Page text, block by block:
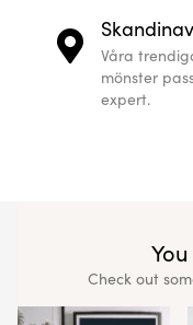
Våra
mönster
expert.
Check out